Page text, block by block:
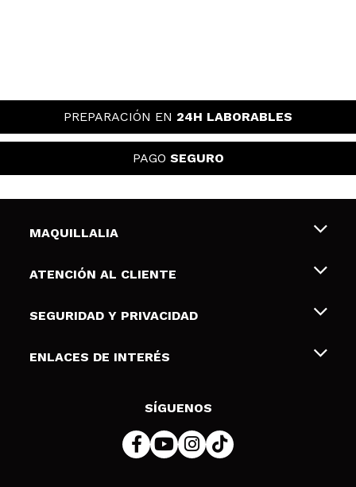
PREPARACIÓN EN 24H LABORABLES
PAGO SEGURO
MAQUILLALIA
Sobre nosotros
Tarjetas de Regalo
ATENCIÓN AL CLIENTE
Envíos y devoluciones
Formas de pago
SEGURIDAD Y PRIVACIDAD
Terminos y condiciones de uso
Política de cookies
ENLACES DE INTERÉS
SÍGUENOS